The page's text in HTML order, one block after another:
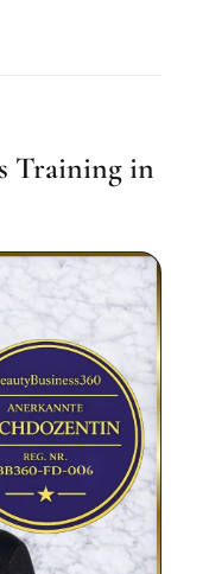
Training in